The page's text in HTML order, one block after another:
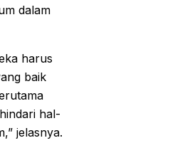
dalam
harus
baik
hal-
jelasnya.